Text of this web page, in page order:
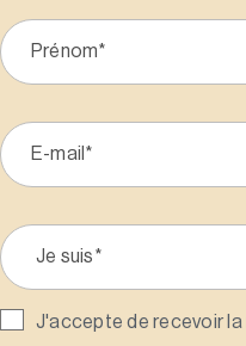
J'accepte de recevoir